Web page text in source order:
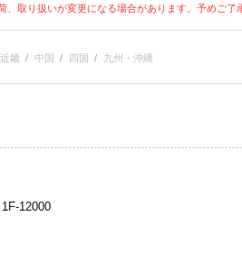
取り扱いが変更になる場合があります。予めご了
近畿 / 中国 / 四国 / 九州・沖縄
12000